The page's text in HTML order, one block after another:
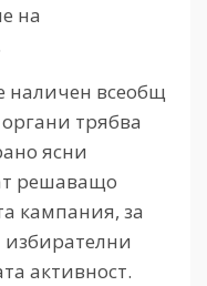
на
наличен всеобщ
трябва
ясни
решаващо
кампания, за
активност.